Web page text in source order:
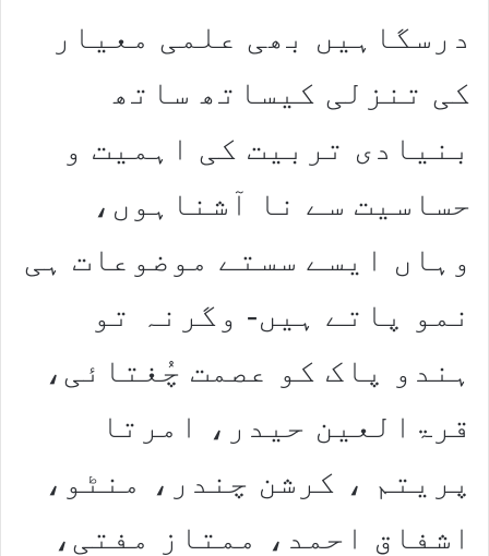
درسگاہیں بھی علمی معیار
کی تنزلی کیساتھ ساتھ
بنیادی تربیت کی اہمیت و
حساسیت سے نا آشناہوں،
وہاں ایسے سستے موضوعات ہی
نمو پاتے ہیں- وگرنہ تو
ہندو پاک کو عصمت چُغتائی،
قرۃالعین حیدر، امرتا
پریتم ، کرشن چندر، منٹو،
اشفاق احمد، ممتاز مفتی،